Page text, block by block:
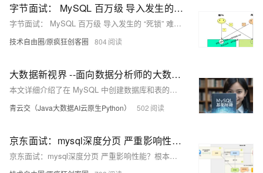
字节面试： MySQL 百万级 导入发生的 “死锁” 难题如何解决？“2序4拆”，彻底攻克
字节面试： MySQL 百万级 导入发生的 “死锁” 难题如何解决？“2序4拆”，彻底攻克
技术自由圈/原疯狂创客圈 804
大数据新视界 --面向数据分析师的大数据大厂之 MySQL 基础秘籍：轻松创建数据库与表，踏入大数据殿堂
本文详细介绍了在 MySQL 中创建数据库和表的方法。包括安装 MySQL、用命令行和图形化工具创建数据库、选择数据库、创建表（含数据类型介绍与选择建议、案例分析、最佳实践与注意事项）以及查看数据库和表的内容。文章专业、严谨且具可操作性，对数据管理有实际帮助。
青云交（Java大数据AI云原生Python） 502
京东面试：mysql深度分页 严重影响性能？根本原因是什么？如何优化？
京东面试：mysql深度分页 严重影响性能？根本原因是什么？如何优化？